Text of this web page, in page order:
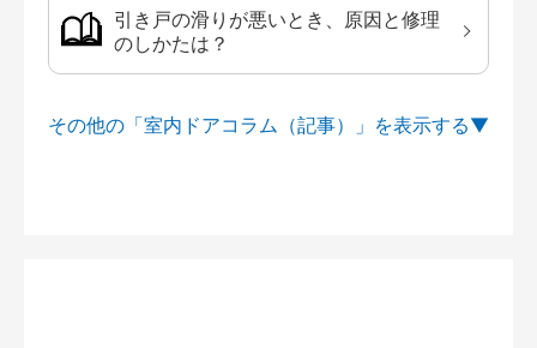
引き戸の滑りが悪いとき、原因と修理
のしかたは？
その他の「室内ドアコラム（記事）」を